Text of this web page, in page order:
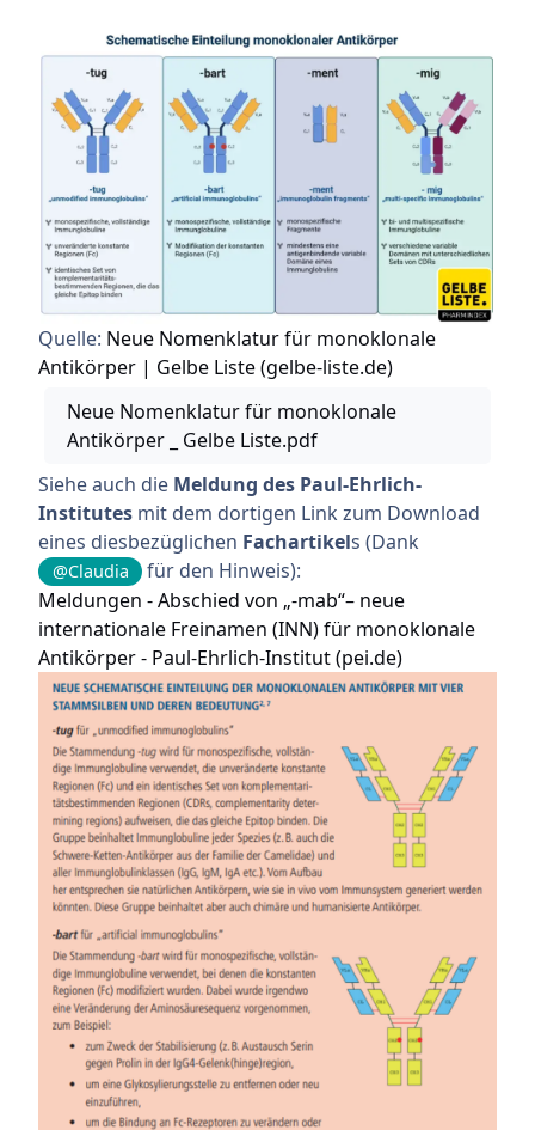
Quelle: Neue Nomenklatur für monoklonale
Antikörper | Gelbe Liste (gelbe-liste.de)
Neue Nomenklatur für monoklonale
Antikörper _ Gelbe Liste.pdf
Siehe auch die Meldung des Paul-Ehrlich-
Institutes mit dem dortigen Link zum Download
eines diesbezüglichen Fachartikels (Dank
@Claudia
für den Hinweis):
Meldungen - Abschied von „-mab“– neue
internationale Freinamen (INN) für monoklonale
Antikörper - Paul-Ehrlich-Institut (pei.de)